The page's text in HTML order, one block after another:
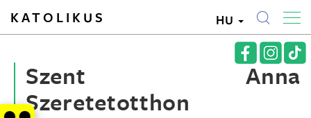
KATOLIKUS HU
Szent Anna
Szeretetotthon